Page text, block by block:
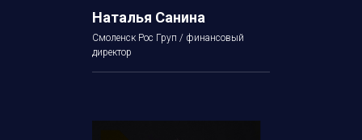
Наталья Санина
Смоленск Рос Груп / финансовый
директор